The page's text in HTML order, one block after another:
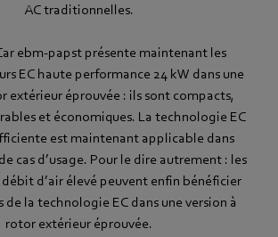
AC traditionnelles.
ebm‑papst présente maintenant les
EC haute performance 24 kW dans une
extérieur éprouvée : ils sont compacts,
et économiques. La technologie EC
est maintenant applicable dans
cas d’usage. Pour le dire autrement : les
d’air élevé peuvent enfin bénéficier
de la technologie EC dans une version à
rotor extérieur éprouvée.